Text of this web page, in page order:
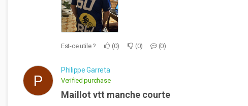
Est-ce utile ? 0 0 0
P
Philippe Garreta
Verified purchase
Maillot vtt manche courte